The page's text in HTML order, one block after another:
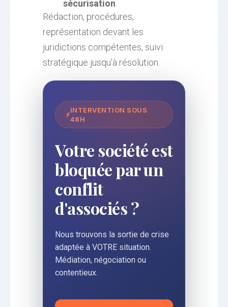
sécurisation
Rédaction, procédures,
représentation devant les
juridictions compétentes, suivi
stratégique jusqu’à résolution.
⚡
INTERVENTION SOUS
48H
Votre société est
bloquée par un
conflit
d'associés ?
Nous trouvons la sortie de crise
adaptée à VOTRE situation.
Médiation, négociation ou
contentieux.